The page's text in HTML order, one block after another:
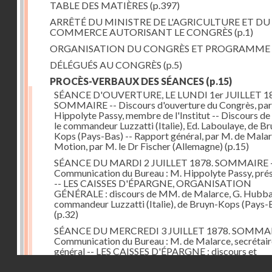
TABLE DES MATIÈRES (p.397)
ARRÊTÉ DU MINISTRE DE L'AGRICULTURE ET DU
COMMERCE AUTORISANT LE CONGRÈS (p.1)
ORGANISATION DU CONGRÈS ET PROGRAMME
DÉLÉGUÉS AU CONGRÈS (p.5)
PROCÈS-VERBAUX DES SÉANCES (p.15)
SÉANCE D'OUVERTURE, LE LUNDI 1er JUILLET
SOMMAIRE -- Discours d'ouverture du Congrès,
Hippolyte Passy, membre de l'Institut -- Discours
le commandeur Luzzatti (Italie), Ed. Laboulaye, de
Kops (Pays-Bas) -- Rapport général, par M. de
Motion, par M. le Dr Fischer (Allemagne) (p.15)
SÉANCE DU MARDI 2 JUILLET 1878. SOMMAIRE
Communication du Bureau : M. Hippolyte Passy,
-- LES CAISSES D'ÉPARGNE, ORGANISATION
GÉNÉRALE : discours de MM. de Malarce, G.
commandeur Luzzatti (Italie), de Bruyn-Kops (Pays-
(p.32)
SÉANCE DU MERCREDI 3 JUILLET 1878.
Communication du Bureau : M. de Malarce,
général -- LES CAISSES D'ÉPARGNE : discours et